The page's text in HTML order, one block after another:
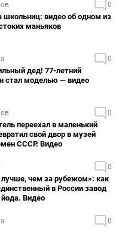
0
школьниц: видео об одном из
маньяков
0
дед! 77-летний
стал моделью — видео
0
переехал в маленький
свой двор в музей
СССР. Видео
0
лучше, чем за рубежом»: как
в России завод
Видео
0